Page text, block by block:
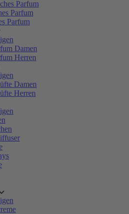
Parfum
Parfum
Parfum
Damen
Herren
Damen
Herren